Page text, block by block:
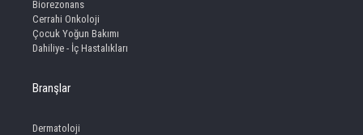
Biorezonans
Cerrahi Onkoloji
Çocuk Yoğun Bakımı
Dahiliye - İç Hastalıkları
Branşlar
Dermatoloji